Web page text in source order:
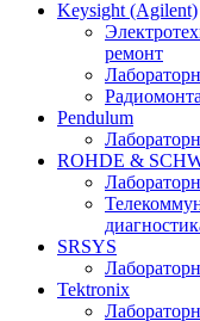
Keysight (Agilent)
ремонт
Pendulum
ROHDE &
SRSYS
Tektronix